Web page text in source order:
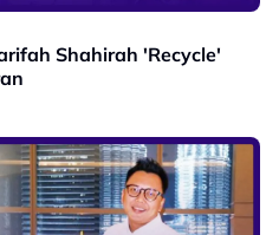
Shahirah 'Recycle'